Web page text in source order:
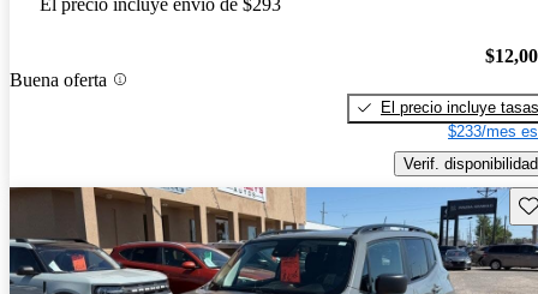
El precio incluye envío de $293
Buena oferta
El precio incluye tasas
$233/mes
Verif. disponibilidad